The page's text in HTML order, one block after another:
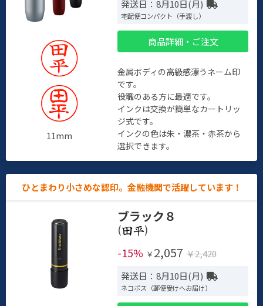
11mm
発送日：8月10日(月)
宅配便コンパクト（手渡し）
商品詳細・ご注文
金属ボディの高級感漂うネーム印
です。
役職のある方に最適です。
インクは交換が簡単なカートリッ
ジ式です。
インクの色は朱・濃茶・赤茶から
選択できます。
ひとまわり小さめな認印。金融機関で活躍しています！
ブラック８
(
)
-15% ￥ 2,057 ￥2,420
発送日：8月10日(月)
ネコポス（郵便受けへお届け）